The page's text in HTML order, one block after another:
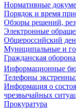
Нормативные
Порядок и время
Обзоры решений,
Электронные
Общероссийский
Муниципальные и
Гражданская
Информационные
Телефоны
Информация о
чрезвычайных
Прокуратура